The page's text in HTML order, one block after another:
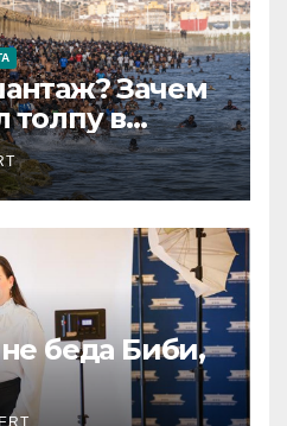
Зачем
толпу в
беда Биби,